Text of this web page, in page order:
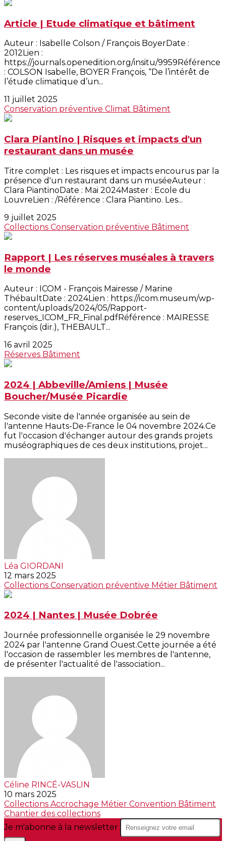
Article | Etude climatique et bâtiment
Auteur : Isabelle Colson / François BoyerDate :
2012Lien :
https://journals.openedition.org/insitu/9959Référence
: COLSON Isabelle, BOYER François, “De l’intérêt de
l’étude climatique d’un...
11 juillet 2025
Conservation préventive Climat Bâtiment
Clara Piantino | Risques et impacts d'un
restaurant dans un musée
Titre complet : Les risques et impacts encourus par la
présence d'un restaurant dans un muséeAuteur :
Clara PiantinoDate : Mai 2024Master : Ecole du
LouvreLien : /Référence : Clara Piantino. Les...
9 juillet 2025
Collections Conservation préventive Bâtiment
Rapport | Les réserves muséales à travers
le monde
Auteur : ICOM - François Mairesse / Marine
ThébaultDate : 2024Lien : https://icom.museum/wp-
content/uploads/2024/05/Rapport-
reserves_ICOM_FR_Final.pdfRéférence : MAIRESSE
François (dir.), THEBAULT...
16 avril 2025
Réserves Bâtiment
2024 | Abbeville/Amiens | Musée
Boucher/Musée Picardie
Seconde visite de l'année organisée au sein de
l'antenne Hauts-De-France le 04 novembre 2024.Ce
fut l'occasion d'échanger autour des grands projets
muséographiques de ces deux institutions, projet...
Léa GIORDANI
12 mars 2025
Collections Conservation préventive Métier Bâtiment
2024 | Nantes | Musée Dobrée
Journée professionnelle organisée le 29 novembre
2024 par l'antenne Grand Ouest.Cette journée a été
l'occasion de rassembler les membres de l'antenne,
de présenter l'actualité de l'association...
Céline RINCÉ-VASLIN
10 mars 2025
Collections Accrochage Métier Convention Bâtiment
Chantier des collections
Je m'abonne à la newsletter